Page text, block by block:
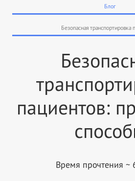
Блог
Безопасная транспортировка
пациентов:
Время прочтения ~